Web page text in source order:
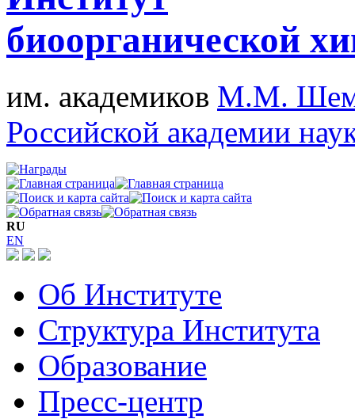
биоорганической
им. академиков М.М.
Российской академии
RU
EN
Об Институте
Структура Института
Образование
Пресс-центр